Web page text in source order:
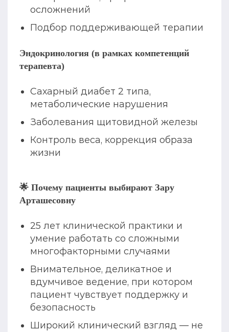
осложнений
Подбор поддерживающей терапии
Эндокринология (в рамках компетенций
терапевта)
Сахарный диабет 2 типа,
метаболические нарушения
Заболевания щитовидной железы
Контроль веса, коррекция образа
жизни
🌟 Почему пациенты выбирают Зару
Арташесовну
25 лет клинической практики и
умение работать со сложными
многофакторными случаями
Внимательное, деликатное и
вдумчивое ведение, при котором
пациент чувствует поддержку и
безопасность
Широкий клинический взгляд — не